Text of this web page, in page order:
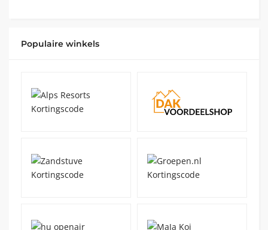
Populaire winkels